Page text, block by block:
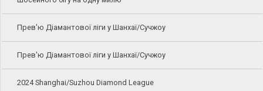
Прев'ю Діамантової ліги у Шанхаї/Сучжоу
Прев'ю Діамантової ліги у Шанхаї/Сучжоу
2024 Shanghai/Suzhou Diamond League